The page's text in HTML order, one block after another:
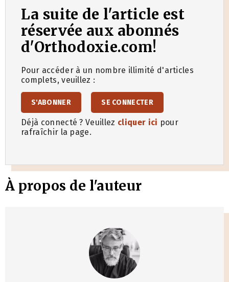
La suite de l'article est
réservée aux abonnés
d'Orthodoxie.com!
Pour accéder à un nombre illimité d'articles
complets, veuillez :
S'ABONNER SE CONNECTER
Déjà connecté ? Veuillez cliquer ici pour
rafraîchir la page.
À propos de l'auteur